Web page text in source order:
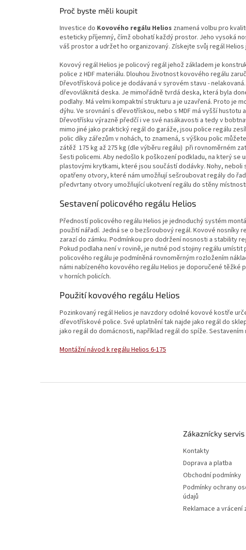
Proč byste měli koupit
Investice do Kovového regálu Helios znamená volbu pro
esteticky příjemný, čímž obohatí každý prostor. Jeho vysoká
váš prostor a udržet ho organizovaný. Získejte svůj regál
Kovový regál Helios je policový regál jehož základem je
police z HDF materiálu. Dlouhou životnost kovového regálu
Dřevotřísková police je dodávaná v syrovém stavu -
dřevovláknitá deska. Je mimořádně tvrdá deska, která byla
podlahy. Má velmi kompaktní strukturu a je uzavřená. Proto je
dýhu. Ve srovnání s dřevotřískou, nebo s MDF má vyšší
Dřevotřísku výrazně předčí i ve své nasákavosti a tedy v
mimo jiné jako praktický regál do garáže, jsou police regálu
polic díky zářezům v nohách, to znamená, s výškou polic
zátěž 175 kg až 275 kg (dle výběru regálu) při rovnoměrném
šesti policemi. Aby nedošlo k poškození podkladu, na který se
plastovými krytkami, které jsou součástí dodávky. Nohy,
opatřeny otvory, které nám umožňují sešroubovat regály do
předvrtany otvory umožňující ukotvení regálu do stěny
Sestavení policového regálu Helios
Předností policového regálu Helios je jednoduchý systém
použití nářadí. Jedná se o bezšroubový regál. Kovové nosníky
zarazí do zámku. Podmínkou pro dodržení nosnosti a stability
Pokud podlaha není v rovině, je nutné pod stojiny regálu
policového regálu je podmíněná rovnoměrným rozložením
námi nabízeného kovového regálu Helios je doporučené
v horních policích.
Použití kovového regálu Helios
Pozinkovaný regál Helios je navzdory odolné kovové kostře
dřevotřískové police. Své uplatnění tak najde jako regál do
jako regál do domácnosti, například regál do spíže.
Montážní návod k regálu Helios 6-175
Zákaznícky servis
Kontakty
Doprava a platba
Obchodní podmínky
Podmínky ochrany
údajů
Reklamace a vrácení